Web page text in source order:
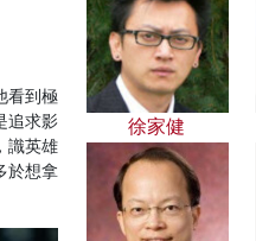
看到極
追求影
識英雄
於想拿
徐家健